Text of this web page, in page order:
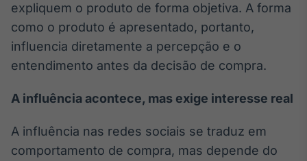
expliquem o produto de forma objetiva. A forma
como o produto é apresentado, portanto,
influencia diretamente a percepção e o
entendimento antes da decisão de compra.
A influência acontece, mas exige interesse real
A influência nas redes sociais se traduz em
comportamento de compra, mas depende do